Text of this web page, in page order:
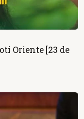
Oriente [23 de